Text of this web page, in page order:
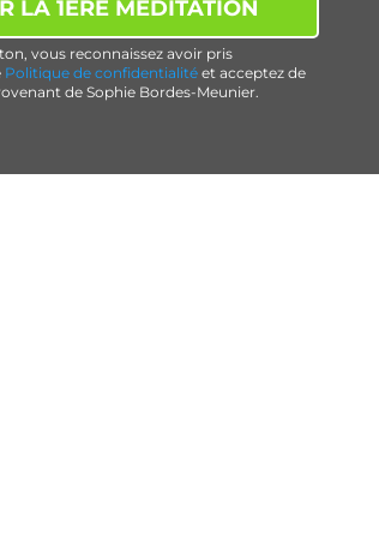
LA 1ÈRE MÉDITATION
vous reconnaissez avoir pris
Politique de confidentialitéet acceptez de
de Sophie Bordes-Meunier.